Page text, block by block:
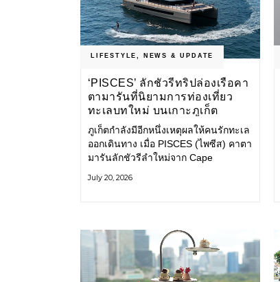
LIFESTYLE NEWS & UPDATE
‘PISCES’ ลักชัวรีทริปล่องเรือคา
ตามารันที่นิยามการท่องเที่ยว
ทะเลบทใหม่ บนเกาะภูเก็ต
ภูเก็ตกำลังมีอีกหนึ่งเหตุผลให้คนรักทะเล
ออกเดินทาง เมื่อ PISCES (ไพซีส) คาตา
มารันลักชัวรีลำใหม่จาก Cape
ทะเลอันดามันและอ่าวพังงาในมุมที่ต่าง
เป็นส่วนหนึ่งของการเดินทาง ทั้งงาน
บริการ สิ่งอำนวยความสะดวก
July 20, 2026